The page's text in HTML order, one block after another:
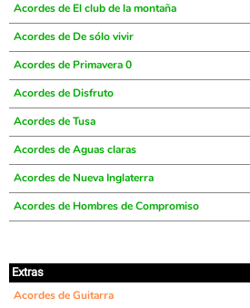
Acordes de El club de la montaña
Acordes de De sólo vivir
Acordes de Primavera 0
Acordes de Disfruto
Acordes de Tusa
Acordes de Aguas claras
Acordes de Nueva Inglaterra
Acordes de Hombres de Compromiso
Extras
Acordes de Guitarra